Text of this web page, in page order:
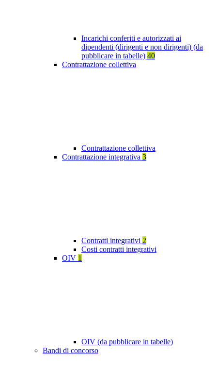
Incarichi conferiti e autorizzati ai
dipendenti (dirigenti e non dirigenti) (da
pubblicare in tabelle) 40
Contrattazione collettiva
Contrattazione collettiva
Contrattazione integrativa 3
Contratti integrativi 2
Costi contratti integrativi
OIV 1
OIV (da pubblicare in tabelle)
Bandi di concorso